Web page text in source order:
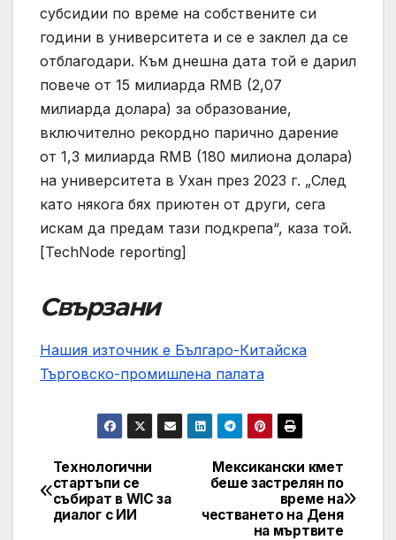
субсидии по време на собствените си
години в университета и се е заклел да се
отблагодари. Към днешна дата той е дарил
повече от 15 милиарда RMB (2,07
милиарда долара) за образование,
включително рекордно парично дарение
от 1,3 милиарда RMB (180 милиона долара)
на университета в Ухан през 2023 г. „След
като някога бях приютен от други, сега
искам да предам тази подкрепа“, каза той.
[TechNode reporting]
Свързани
Нашия източник е Българо-Китайска
Търговско-промишлена палaта
Post
navigation
Мексикански кмет
беше застрелян по
време на
честването на Деня
на мъртвите
Технологични
стартъпи се
събират в WIC за
диалог с ИИ